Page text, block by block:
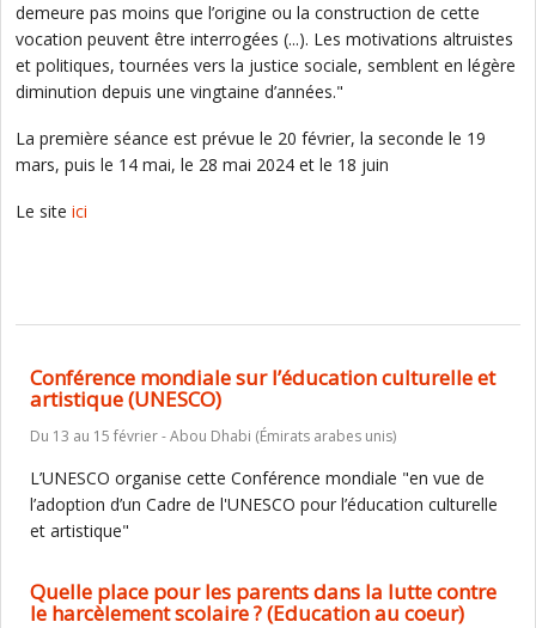
demeure pas moins que l’origine ou la construction de cette
vocation peuvent être interrogées (...). Les motivations altruistes
et politiques, tournées vers la justice sociale, semblent en légère
diminution depuis une vingtaine d’années."
La première séance est prévue le 20 février, la seconde le 19
mars, puis le 14 mai, le 28 mai 2024 et le 18 juin
Le site ici
Conférence mondiale sur l’éducation culturelle et
artistique (UNESCO)
Du 13 au 15 février - Abou Dhabi (Émirats arabes unis)
L’UNESCO organise cette Conférence mondiale "en vue de
l’adoption d’un Cadre de l'UNESCO pour l’éducation culturelle
et artistique"
Quelle place pour les parents dans la lutte contre
le harcèlement scolaire ? (Education au coeur)